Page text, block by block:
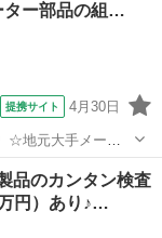
ター部品の組…
提携サイト 4月30日
部品組付け作業を
品のカンタン検査
円）あり♪…